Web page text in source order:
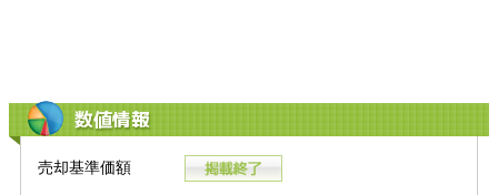
数値情報
売却基準価額